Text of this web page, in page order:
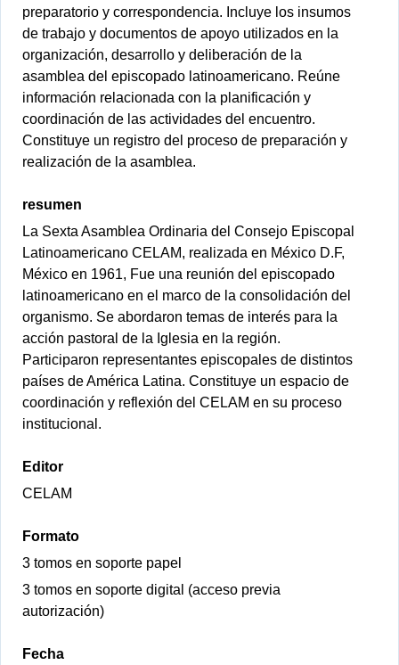
preparatorio y correspondencia. Incluye los insumos
de trabajo y documentos de apoyo utilizados en la
organización, desarrollo y deliberación de la
asamblea del episcopado latinoamericano. Reúne
información relacionada con la planificación y
coordinación de las actividades del encuentro.
Constituye un registro del proceso de preparación y
realización de la asamblea.
resumen
La Sexta Asamblea Ordinaria del Consejo Episcopal
Latinoamericano CELAM, realizada en México D.F,
México en 1961, Fue una reunión del episcopado
latinoamericano en el marco de la consolidación del
organismo. Se abordaron temas de interés para la
acción pastoral de la Iglesia en la región.
Participaron representantes episcopales de distintos
países de América Latina. Constituye un espacio de
coordinación y reflexión del CELAM en su proceso
institucional.
Editor
CELAM
Formato
3 tomos en soporte papel
3 tomos en soporte digital (acceso previa
autorización)
Fecha